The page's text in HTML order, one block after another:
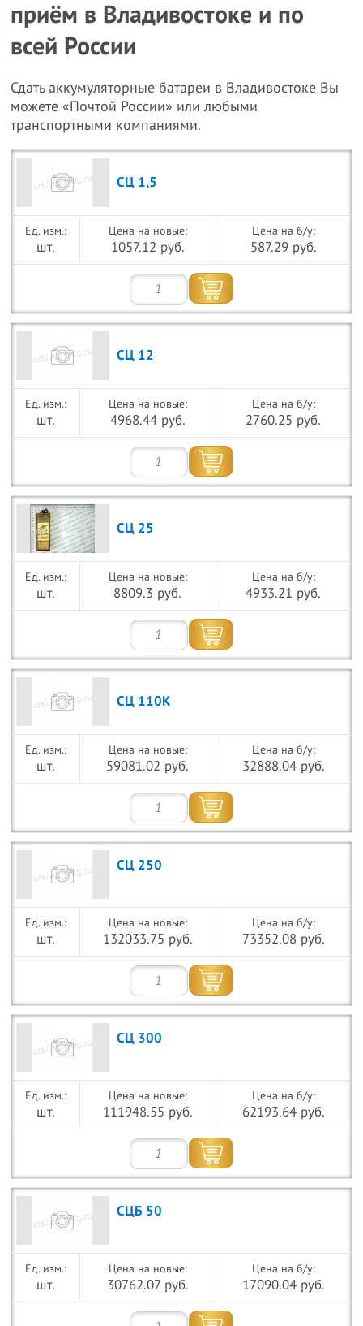
приём в Владивостоке и по
всей России
Сдать аккумуляторные батареи в Владивостоке Вы
можете «Почтой России» или любыми
транспортными компаниями.
СЦ 1,5
шт.
Цена на новые:
1057.12 руб.
Цена на б/у:
587.29 руб.
СЦ 12
шт.
Цена на новые:
4968.44 руб.
Цена на б/у:
2760.25 руб.
СЦ 25
шт.
Цена на новые:
8809.3 руб.
Цена на б/у:
4933.21 руб.
СЦ 110К
шт.
Цена на новые:
59081.02 руб.
Цена на б/у:
32888.04 руб.
СЦ 250
шт.
Цена на новые:
132033.75 руб.
Цена на б/у:
73352.08 руб.
СЦ 300
шт.
Цена на новые:
111948.55 руб.
Цена на б/у:
62193.64 руб.
СЦБ 50
шт.
Цена на новые:
30762.07 руб.
Цена на б/у:
17090.04 руб.